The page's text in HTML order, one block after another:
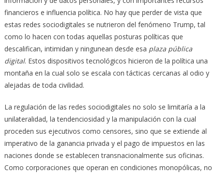
financieros e influencia política. No hay que perder de vista que
estas redes sociodigitales se nutrieron del fenómeno Trump, tal
como lo hacen con todas aquellas posturas políticas que
descalifican, intimidan y ningunean desde esa plaza pública
digital. Estos dispositivos tecnológicos hicieron de la política una
montaña en la cual solo se escala con tácticas cercanas al odio y
alejadas de toda civilidad.
La regulación de las redes sociodigitales no solo se limitaría a la
unilateralidad, la tendenciosidad y la manipulación con la cual
proceden sus ejecutivos como censores, sino que se extiende al
imperativo de la ganancia privada y el pago de impuestos en las
naciones donde se establecen transnacionalmente sus oficinas.
Como corporaciones que operan en condiciones monopólicas, no